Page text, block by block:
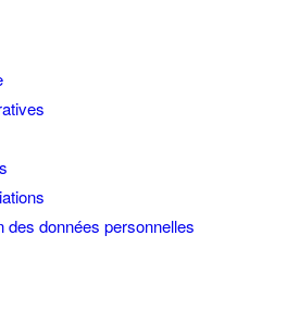
des données personnelles